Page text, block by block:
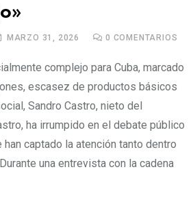
MARZO 31, 2026 0 COMENTARIOS
complejo para Cuba, marcado
escasez de productos básicos
Sandro Castro, nieto del
ha irrumpido en el debate público
captado la atención tanto dentro
una entrevista con la cadena